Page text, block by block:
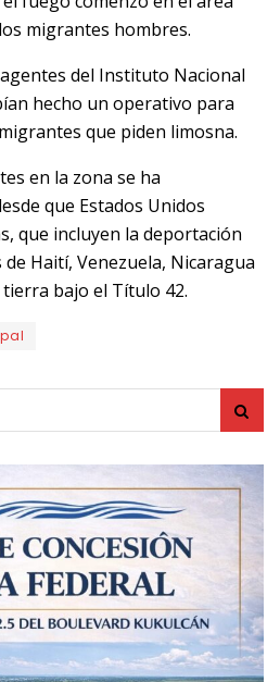
migrantes hombres.
del Instituto Nacional
hecho un operativo para
que piden limosna.
en la zona se ha
que Estados Unidos
que incluyen la deportación
Haití, Venezuela, Nicaragua
bajo el Título 42.